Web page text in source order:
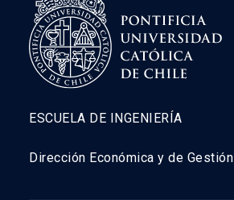
ESCUELA DE INGENIERÍA
Dirección Económica y de Gestión